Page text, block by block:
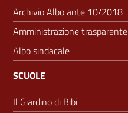
Archivio Albo ante 10/2018
Amministrazione trasparente
Albo sindacale
SCUOLE
Il Giardino di Bibi